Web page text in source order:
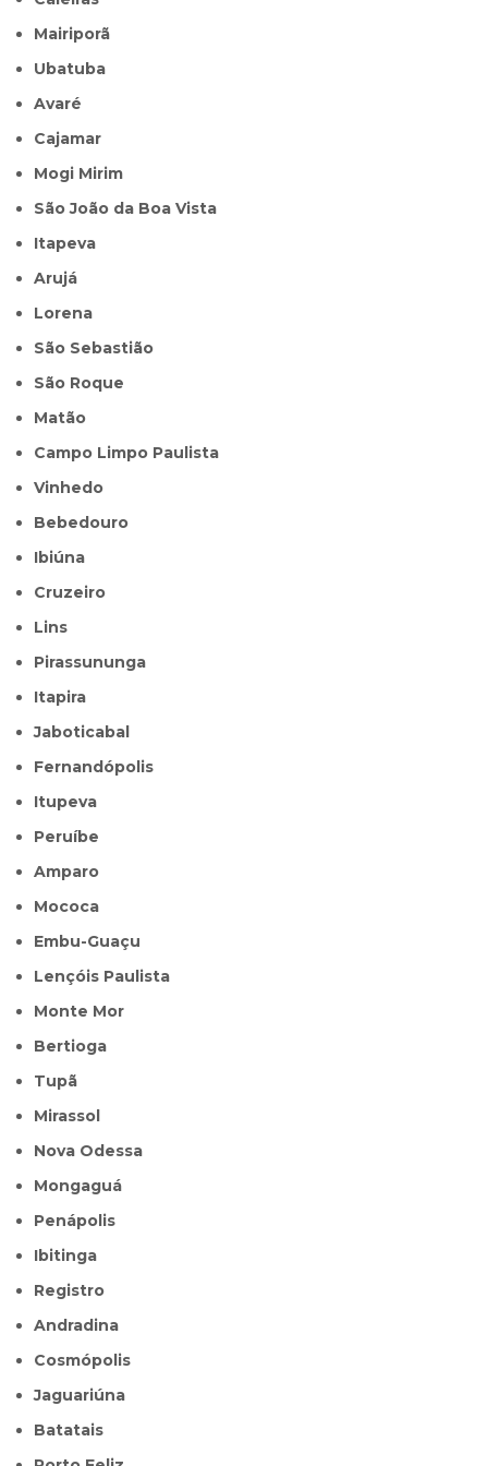
Mairiporã
Ubatuba
Avaré
Cajamar
Mogi Mirim
São João da Boa Vista
Itapeva
Arujá
Lorena
São Sebastião
São Roque
Matão
Campo Limpo Paulista
Vinhedo
Bebedouro
Ibiúna
Cruzeiro
Lins
Pirassununga
Itapira
Jaboticabal
Fernandópolis
Itupeva
Peruíbe
Amparo
Mococa
Embu-Guaçu
Lençóis Paulista
Monte Mor
Bertioga
Tupã
Mirassol
Nova Odessa
Mongaguá
Penápolis
Ibitinga
Registro
Andradina
Cosmópolis
Jaguariúna
Batatais